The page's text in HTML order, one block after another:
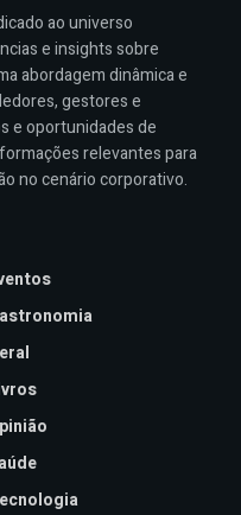
ao universo
e insights sobre
abordagem dinâmica e
gestores e
e oportunidades de
relevantes para
no cenário corporativo.